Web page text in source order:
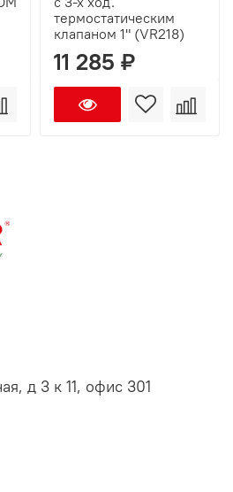
термостатическим
клапаном 1" (VR218)
11 285 ₽
д 3 к 11, офис 301